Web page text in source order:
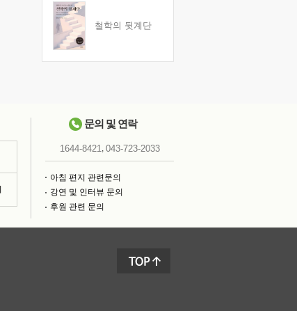
철학의 뒷계단
문의 및 연락
1644-8421, 043-723-2033
아침 편지 관련문의
강연 및 인터뷰 문의
후원 관련 문의